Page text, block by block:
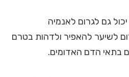
גם לגרום לאנמיה
לשיער להאפיר ולדהות בטרם
בתאי הדם האדומים.